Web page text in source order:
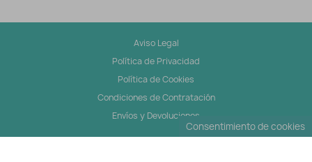
Aviso Legal
Política de Privacidad
Política de Cookies
Condiciones de Contratación
Envíos y Devoluciones
Consentimiento de cookies